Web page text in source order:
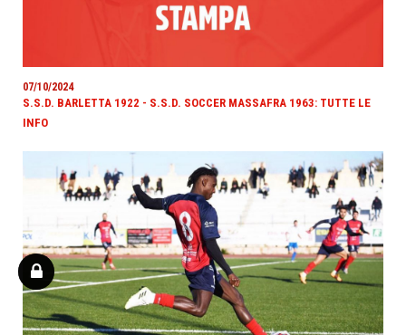
07/10/2024
S.S.D. BARLETTA 1922 - S.S.D. SOCCER MASSAFRA 1963: TUTTE LE
INFO